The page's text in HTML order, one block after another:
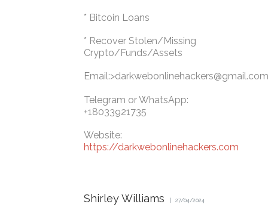
* Bitcoin Loans
* Recover Stolen/Missing
Crypto/Funds/Assets
Email:>darkwebonlinehackers@gmail.com
Telegram or WhatsApp:
+18033921735
Website:
https://darkwebonlinehackers.com
Shirley Williams 27/04/2024